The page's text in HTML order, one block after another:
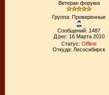
Ветеран форума
Группа: Проверенные
Сообщений: 1487
Д.рег: 16 Марта 2010
Статус: Offline
Откуда: Лесосибирск